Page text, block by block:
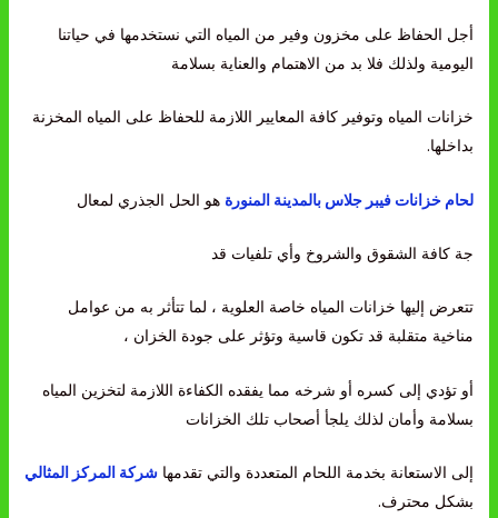
أجل الحفاظ على مخزون وفير من المياه التي نستخدمها في حياتنا
اليومية ولذلك فلا بد من الاهتمام والعناية بسلامة
خزانات المياه وتوفير كافة المعايير اللازمة للحفاظ على المياه المخزنة
بداخلها.
لحام خزانات فيبر جلاس بالمدينة المنورة هو الحل الجذري لمعال
جة كافة الشقوق والشروخ وأي تلفيات قد
تتعرض إليها خزانات المياه خاصة العلوية ، لما تتأثر به من عوامل
مناخية متقلبة قد تكون قاسية وتؤثر على جودة الخزان ،
أو تؤدي إلى كسره أو شرخه مما يفقده الكفاءة اللازمة لتخزين المياه
بسلامة وأمان لذلك يلجأ أصحاب تلك الخزانات
إلى الاستعانة بخدمة اللحام المتعددة والتي تقدمها شركة المركز المثالي
بشكل محترف.